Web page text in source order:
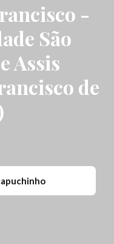
-
São
Assis
de